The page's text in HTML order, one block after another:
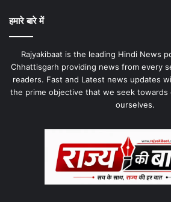
हमारे बारे में
Rajyakibaat is the leading Hindi News
Chhattisgarh providing news from every
readers. Fast and Latest news updates
the prime objective that we seek towards
ourselves.